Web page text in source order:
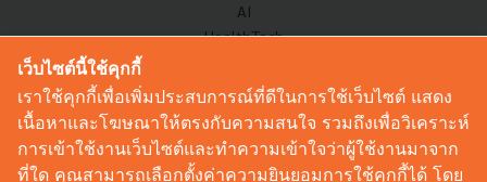
AI
HealthTech
Corp Innov
Saucy Thoughts
Based On
Sustainable
เว็บไซต์นี้ใช้คุกกี้
เราใช้คุกกี้เพื่อเพิ่มประสบการณ์ที่ดีในการใช้เว็บไซต์ แสดง
เนื้อหาและโฆษณาให้ตรงกับความสนใจ รวมถึงเพื่อวิเคราะห์
การเข้าใช้งานเว็บไซต์และทำความเข้าใจว่าผู้ใช้งานมาจาก
ที่ใด คุณสามารถเลือกตั้งค่าความยินยอมการใช้คุกกี้ได้ โดย